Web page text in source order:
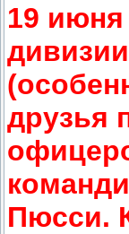
19 июня
друзья
Пюсси.